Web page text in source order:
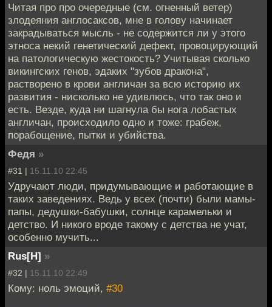
Читая про про очередные (см. огненный ветер)
злодеяния англосаксов, мне в голову начинает
закрадываться мысль - не содержится ли у этого
этноса некий генетический дефект, провоцирующий
на патологическую жестокость? Учитывая сколько
викингских генов, эдаких "зубов дракона",
растворено в крови англичан за всю историю их
развития - нисколько не удивлюсь, что так оно и
есть. Везде, куда ни шагнула бы нога лобастых
англичан, происходило одно и тоже: грабеж,
порабощение, пытки и убийства.
Федя »
#31 | 15.11.10 22:45
Удручают люди, придумывающие и работающие в
таких заведениях. Ведь у всех (почти) были мамы-
папы, дедушки-бабушки, солнце карамельки и
детство. И никого вроде такому с детства не учат,
особенно мучить...
Rus[H] »
#32 | 15.11.10 22:49
Кому: ноль эмоций, #30